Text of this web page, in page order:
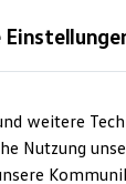
6.000 € 1
Volkswagen
weitere
Nutzung